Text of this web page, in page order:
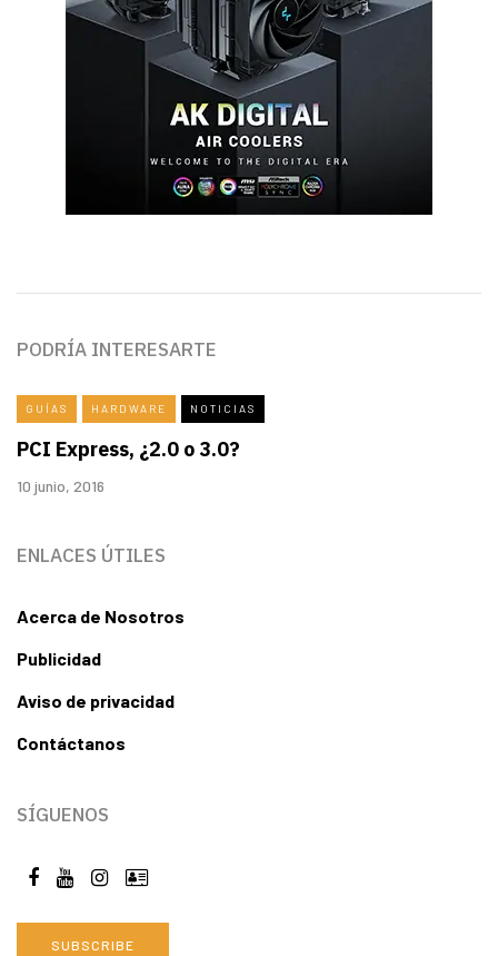
PODRÍA INTERESARTE
GUÍAS HARDWARE NOTICIAS
PCI Express, ¿2.0 o 3.0?
10 junio, 2016
ENLACES ÚTILES
Acerca de Nosotros
Publicidad
Aviso de privacidad
Contáctanos
SÍGUENOS
SUBSCRIBE